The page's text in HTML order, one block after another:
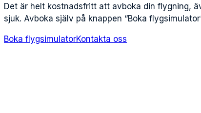
Det är helt kostnadsfritt att avboka din flygning,
sjuk. Avboka själv på knappen “Boka
Boka flygsimulatorKontakta oss